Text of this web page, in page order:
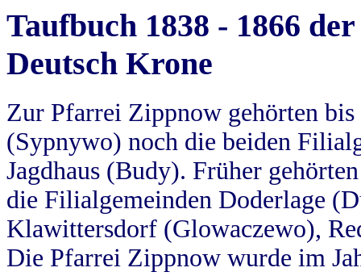
Taufbuch 1838 - 1866
Deutsch Krone
Zur Pfarrei Zippnow gehörten
(Sypnywo) noch die beiden
Jagdhaus (Budy). Früher
die Filialgemeinden Doderlage
Klawittersdorf (Glowaczewo),
Die Pfarrei Zippnow wurde im